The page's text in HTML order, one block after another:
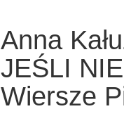
Anna
JEŚLI
Wiersze